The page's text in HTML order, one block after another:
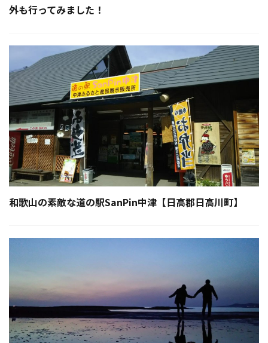
外も行ってみました！
和歌山の素敵な道の駅SanPin中津【日高郡日高川町】